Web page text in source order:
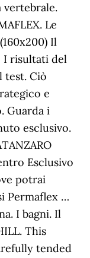
vertebrale.
Le
Il
I risultati del
test. Ciò
e
Guarda i
esclusivo.
Esclusivo
potrai
Permaflex …
I bagni. Il
This
tended